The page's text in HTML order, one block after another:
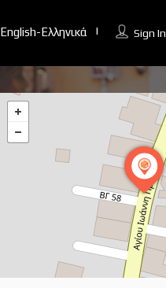
Sign In
English-Ελληνικά